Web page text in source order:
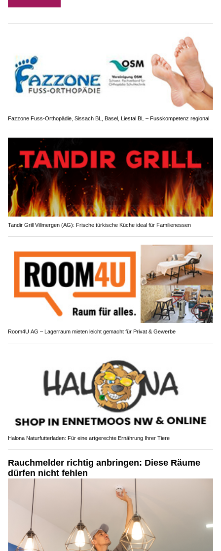
Fazzone Fuss-Orthopädie, Sissach BL, Basel, Liestal BL – Fusskompetenz regional
Tandir Grill Villmergen (AG): Frische türkische Küche ideal für Familienessen
Room4U AG – Lagerraum mieten leicht gemacht für Privat & Gewerbe
Halona Naturfutterladen: Für eine artgerechte Ernährung Ihrer Tiere
Rauchmelder richtig anbringen: Diese Räume
dürfen nicht fehlen